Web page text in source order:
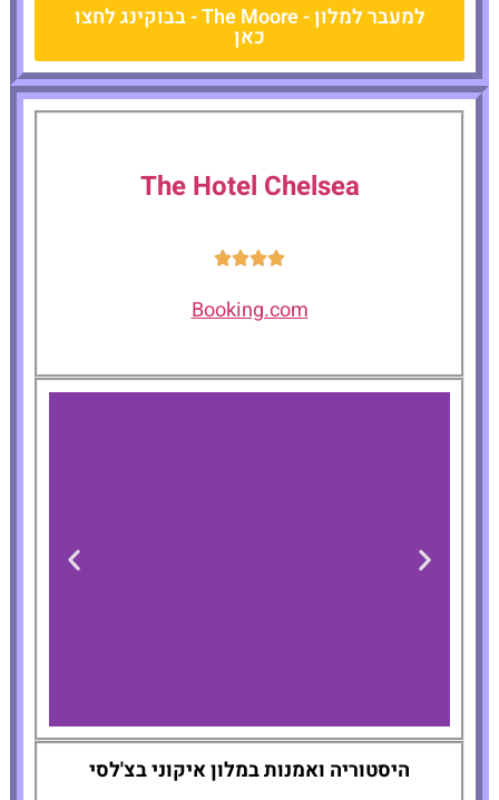
למעבר למלון - The Moore - בבוקינג לחצו
כאן
The Hotel Chelsea
Booking.com
The Hotel
היסטוריה ואמנות במלון איקוני בצ'לסי